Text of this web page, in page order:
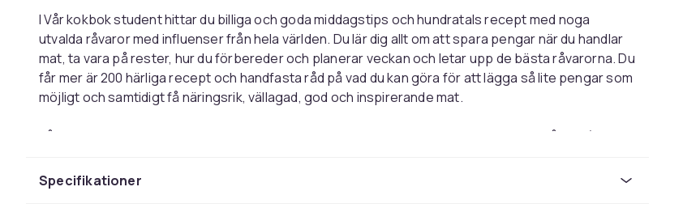
I Vår kokbok student hittar du billiga och goda middagstips och hundratals recept med noga
utvalda råvaror med influenser från hela världen. Du lär dig allt om att spara pengar när du handlar
mat, ta vara på rester, hur du förbereder och planerar veckan och letar upp de bästa råvarorna. Du
får mer är 200 härliga recept och handfasta råd på vad du kan göra för att lägga så lite pengar som
möjligt och samtidigt få näringsrik, vällagad, god och inspirerande mat.
Vår kokbok student är din uppslagsbok i köket när du pluggar, har kompisar hemma på buffé, vill
klassikerna men också helt nya rätter med tydliga smaker till en bra budgetpeng. Rejäl mat som
man blir mätt av!
Specifikationer